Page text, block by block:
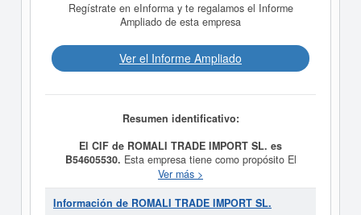
Regístrate en eInforma y te regalamos el Informe
Ampliado de esta empresa
Ver el Informe Ampliado
Resumen identificativo:
El CIF de ROMALI TRADE IMPORT SL. es
B54605530. Esta empresa tiene como propósito El
comercio al por mayor, importación y exportación de
productos alimenticios. El comercio al por mayor,
importación y exportación de complementos y productos
Ver más >
Información de ROMALI TRADE IMPORT SL.